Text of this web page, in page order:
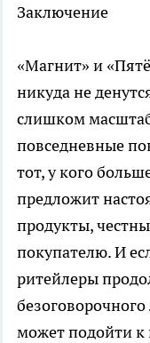
Заключение
«Магнит» и
никуда не
слишком
повседневные
тот, у кого
предложит
продукты,
покупателю. И
ритейлеры
может подойти к